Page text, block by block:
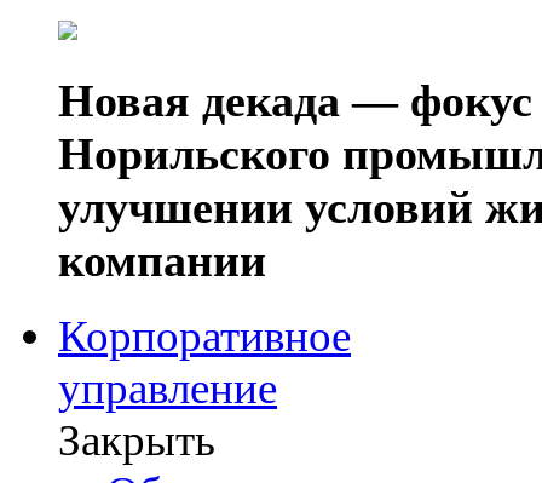
Новая декада — фокус
Норильского
улучшении условий
компании
Корпоративное
управление
Закрыть